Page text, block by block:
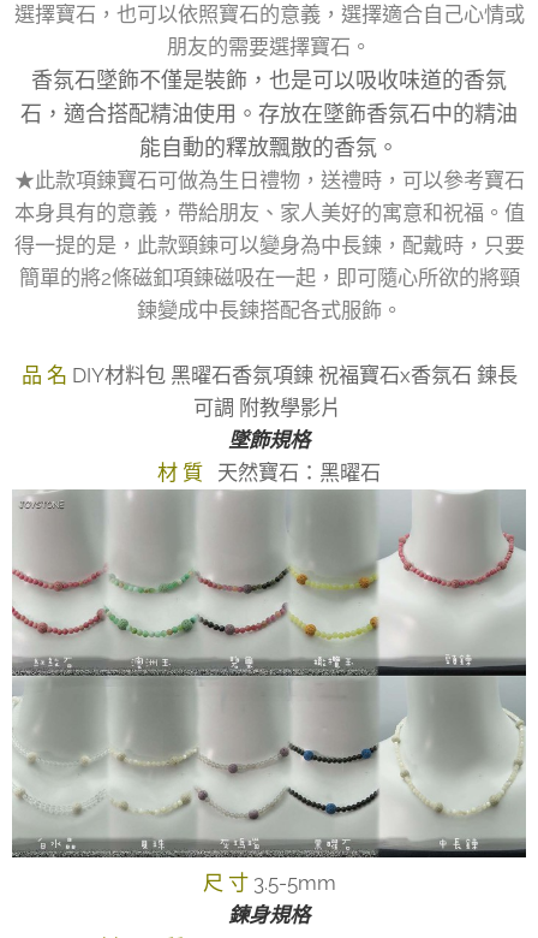
選擇寶石，也可以依照寶石的意義，選擇適合自己心情或
朋友的需要選擇寶石。
香氛石墜飾不僅是裝飾，也是可以吸收味道的香氛
石，適合搭配精油使用。存放在墜飾香氛石中的精油
能自動的釋放飄散的香氛。
★此款項鍊寶石可做為生日禮物，送禮時，可以參考寶石
本身具有的意義，帶給朋友、家人美好的寓意和祝福。值
得一提的是，此款頸鍊可以變身為中長鍊，配戴時，只要
簡單的將2條磁釦項鍊磁吸在一起，即可隨心所欲的將頸
鍊變成中長鍊搭配各式服飾。
品 名 DIY材料包 黑曜石香氛項鍊 祝福寶石x香氛石 鍊長
可調 附教學影片
墜飾規格
材 質
天然寶石：黑曜石
尺 寸 3.5-5mm
鍊身規格